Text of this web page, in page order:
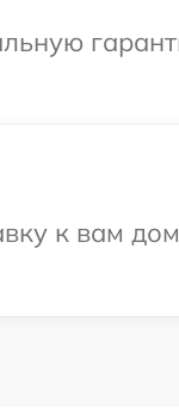
к вам